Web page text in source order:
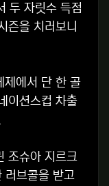
두 자릿수 득점
즌을 치러보니
제에서 단 한 골
이션스컵 차출
조슈아 지르크
러브콜을 받고